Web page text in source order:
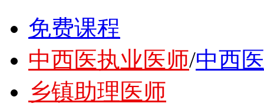
免费课程
中西医执业医师/中西
乡镇助理医师